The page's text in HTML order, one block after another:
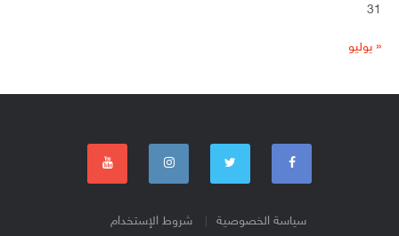
31
« يوليو
سياسة الخصوصية شروط الإستخدام